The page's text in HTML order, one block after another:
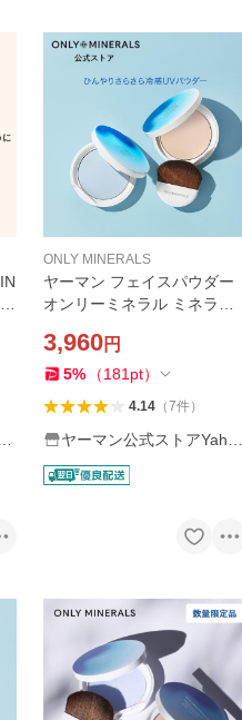
ONLY MINERALS
ヤーマン フェイスパウダー
オンリーミネラル ミネラルU
ート 公式 8g SPF50+/PA+++
+｜日焼け止め UVパウダー
3,960円
5% （181 pt）
4.14（7件）
ヤーマン公式ストアYaho
o!ショッピング店